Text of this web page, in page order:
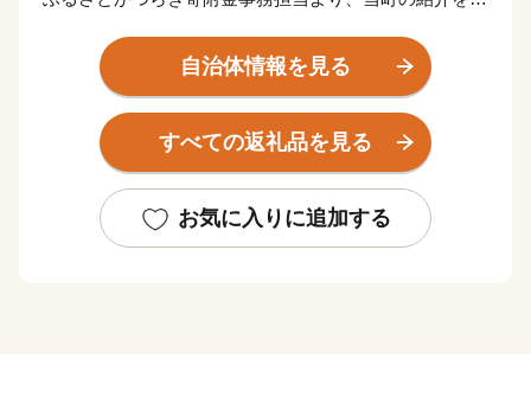
かつらぎ町は、和歌山県の北東部、高野山のふもとに位
置する人口およそ15,000人のまちで、比較的降水量が少
なく年間を通じて温暖な気候の地域です。
古くは万葉集に詠まれた情景や、世界遺産「紀伊山地
の霊場と参詣道」の一部として登録されている「丹生都
自治体情報を見る
すべての返礼品を見る
お気に入りに追加する